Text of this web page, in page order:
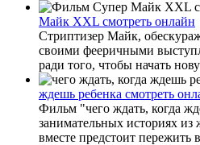
Майк XXL смотреть онлайн
Стриптизер Майк,
своими фееричными
ради того, чтобы начать
ждешь ребенка смотреть
Фильм "чего ждать, когда
занимательных историях
вместе предстоит пережить